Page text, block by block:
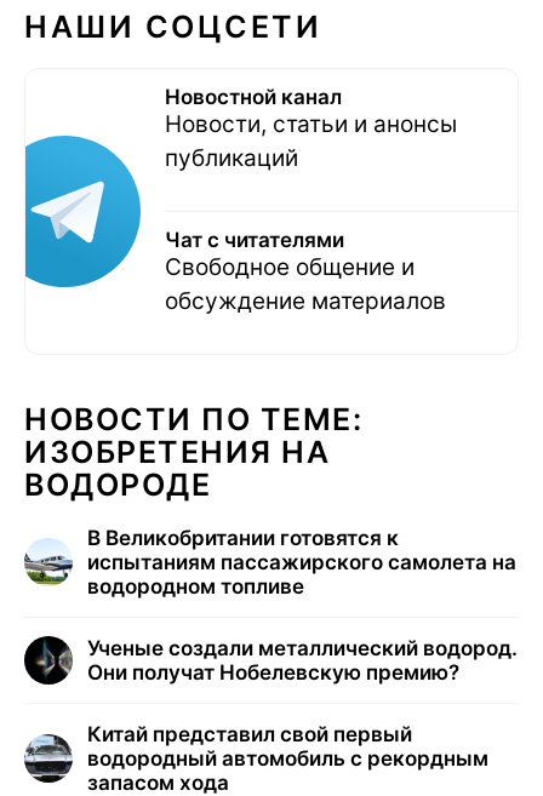
НАШИ СОЦСЕТИ
Новостной канал
Новости, статьи и анонсы
публикаций
Чат с читателями
Свободное общение и
обсуждение материалов
НОВОСТИ ПО ТЕМЕ:
ИЗОБРЕТЕНИЯ НА
ВОДОРОДЕ
В Великобритании готовятся к
испытаниям пассажирского самолета на
водородном топливе
Ученые создали металлический водород.
Они получат Нобелевскую премию?
Китай представил свой первый
водородный автомобиль с рекордным
запасом хода